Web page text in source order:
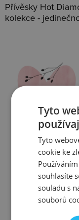
Přívěsky Hot
kolekce -
Slevy
Zjistit více
Kontrola
Tyto
Tyto
cookie ke
souhlasíte
souladu s
souborů